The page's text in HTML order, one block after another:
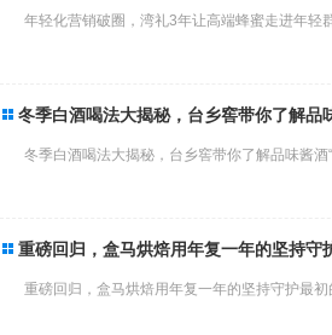
年轻化营销破圈，湾礼3年让高端蜂蜜走进年轻
冬季白酒喝法大揭秘，台乡窖带你了解品
冬季白酒喝法大揭秘，台乡窖带你了解品味酱酒
重磅回归，盒马烘焙用年复一年的坚持守
重磅回归，盒马烘焙用年复一年的坚持守护最